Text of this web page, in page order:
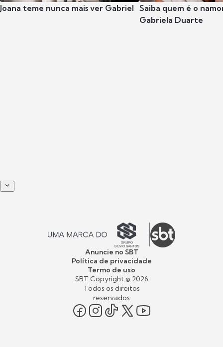
Joana teme nunca mais ver Gabriel Saiba quem é o
Gabriela Duarte
Anuncie no SBT
Política de privacidade
Termo de uso
SBT Copyright © 2026
Todos os direitos
reservados